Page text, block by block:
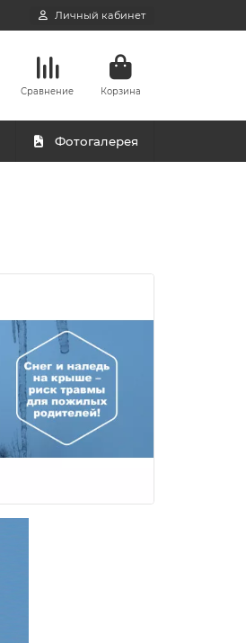
Личный кабинет
Сравнение Корзина
Фотогалерея